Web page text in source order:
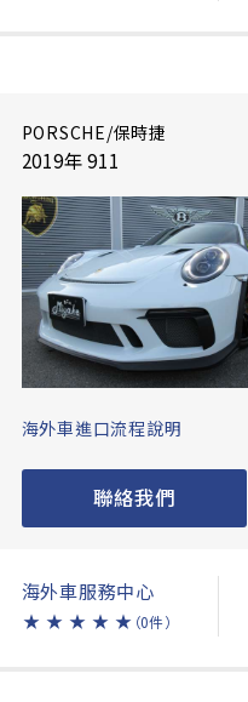
PORSCHE/保時捷
2019年 911
海外車進口流程說明
聯絡我們
海外車服務中心
★ ★ ★ ★ ★ （0件）